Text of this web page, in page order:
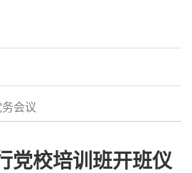
务会议
党校培训班开班仪